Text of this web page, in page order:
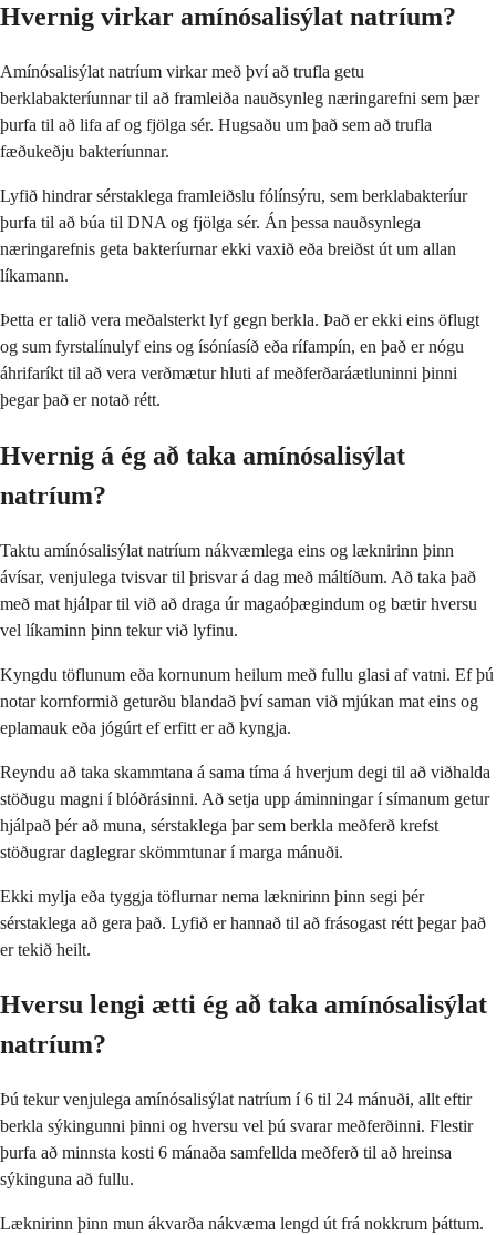
Hvernig virkar amínósalisýlat natríum?
Amínósalisýlat natríum virkar með því að trufla getu
berklabakteríunnar til að framleiða nauðsynleg næringarefni sem þær
þurfa til að lifa af og fjölga sér. Hugsaðu um það sem að trufla
fæðukeðju bakteríunnar.
Lyfið hindrar sérstaklega framleiðslu fólínsýru, sem berklabakteríur
þurfa til að búa til DNA og fjölga sér. Án þessa nauðsynlega
næringarefnis geta bakteríurnar ekki vaxið eða breiðst út um allan
líkamann.
Þetta er talið vera meðalsterkt lyf gegn berkla. Það er ekki eins öflugt
og sum fyrstalínulyf eins og ísóníasíð eða rífampín, en það er nógu
áhrifaríkt til að vera verðmætur hluti af meðferðaráætluninni þinni
þegar það er notað rétt.
Hvernig á ég að taka amínósalisýlat
natríum?
Taktu amínósalisýlat natríum nákvæmlega eins og læknirinn þinn
ávísar, venjulega tvisvar til þrisvar á dag með máltíðum. Að taka það
með mat hjálpar til við að draga úr magaóþægindum og bætir hversu
vel líkaminn þinn tekur við lyfinu.
Kyngdu töflunum eða kornunum heilum með fullu glasi af vatni. Ef þú
notar kornformið geturðu blandað því saman við mjúkan mat eins og
eplamauk eða jógúrt ef erfitt er að kyngja.
Reyndu að taka skammtana á sama tíma á hverjum degi til að viðhalda
stöðugu magni í blóðrásinni. Að setja upp áminningar í símanum getur
hjálpað þér að muna, sérstaklega þar sem berkla meðferð krefst
stöðugrar daglegrar skömmtunar í marga mánuði.
Ekki mylja eða tyggja töflurnar nema læknirinn þinn segi þér
sérstaklega að gera það. Lyfið er hannað til að frásogast rétt þegar það
er tekið heilt.
Hversu lengi ætti ég að taka amínósalisýlat
natríum?
Þú tekur venjulega amínósalisýlat natríum í 6 til 24 mánuði, allt eftir
berkla sýkingunni þinni og hversu vel þú svarar meðferðinni. Flestir
þurfa að minnsta kosti 6 mánaða samfellda meðferð til að hreinsa
sýkinguna að fullu.
Læknirinn þinn mun ákvarða nákvæma lengd út frá nokkrum þáttum.